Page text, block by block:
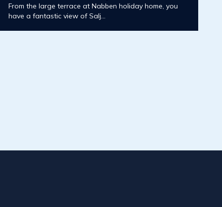
From the large terrace at Nabben holiday home, you
have a fantastic view of Salj...